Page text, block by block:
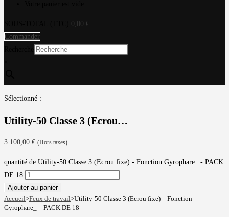
0,00 €
Commander
Sélectionné :
Utility-50 Classe 3 (Ecrou…
3 100,00 € (Hors taxes)
quantité de Utility-50 Classe 3 (Ecrou fixe) - Fonction Gyrophare_ - PACK
DE 18
Ajouter au panier
Accueil>Feux de travail>Utility-50 Classe 3 (Ecrou fixe) – Fonction
Gyrophare_ – PACK DE 18